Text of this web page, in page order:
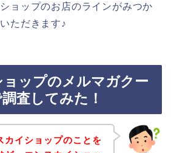
ョップのお店のラインがみつか
ただきます♪
ップのメルマガクー
査してみた！
カイショップのことを